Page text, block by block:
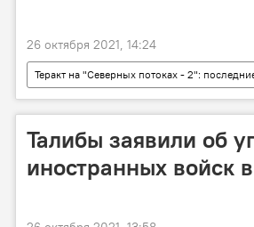
26 октября 2021, 14:24
Теракт на "Северных потоках - 2":
Энергетика
Проект "Северный
Талибы заявили об
иностранных войск